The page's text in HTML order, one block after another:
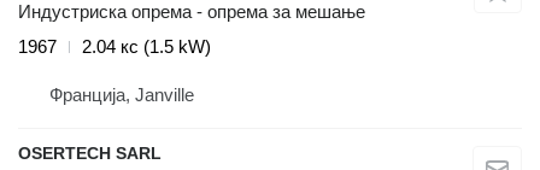
Индустриска опрема - опрема за мешање
1967
2.04 кс (1.5 kW)
Франција, Janville
OSERTECH SARL